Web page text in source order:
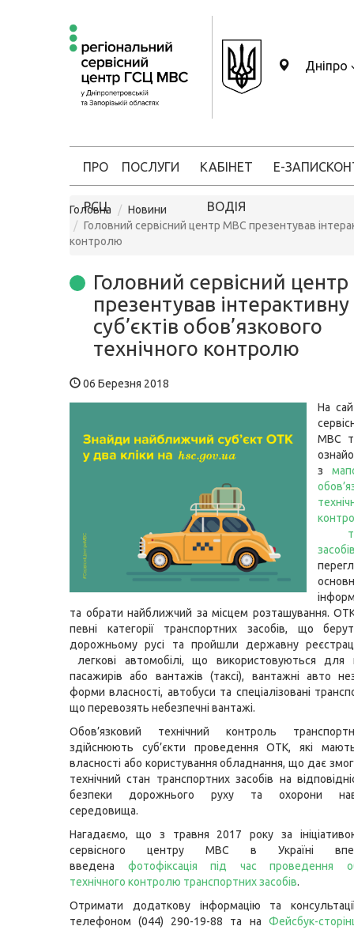
Дніпро
ПРО
РСЦ
ПОСЛУГИ КАБІНЕТ
ВОДІЯ
Е-ЗАПИС
Головна
Новини
Головний сервісний центр МВС презентував
контролю
Головний сервісний
презентував
суб’єктів обов’язкового
технічного контролю
06 Березня 2018
На
МВС
з
та обрати найближчий за місцем розташування.
певні категорії транспортних засобів, що
дорожньому русі та пройшли державну
легкові автомобілі, що використовуються для
пасажирів або вантажів (таксі), вантажні авто
форми власності, автобуси та спеціалізовані
що перевозять небезпечні вантажі.
Обов’язковий технічний контроль
здійснюють суб’єкти проведення ОТК, які
власності або користування обладнання, що дає
технічний стан транспортних засобів на
безпеки дорожнього руху та охорони
середовища.
Нагадаємо, що з травня 2017 року за
сервісного центру МВС в Україні
введена фотофіксація під час проведення
технічного контролю транспортних засобів.
Отримати додаткову інформацію та
телефоном (044) 290-19-88 та на Фейсбук-